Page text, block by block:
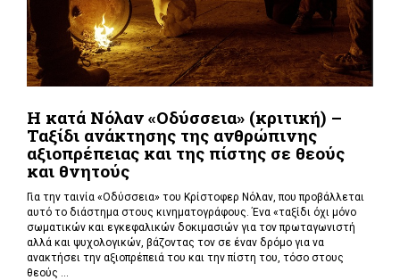
Η κατά Νόλαν «Οδύσσεια» (κριτική) –
Ταξίδι ανάκτησης της ανθρώπινης
αξιοπρέπειας και της πίστης σε θεούς
και θνητούς
Για την ταινία «Οδύσσεια» του Κρίστοφερ Νόλαν,που προβάλλεται
αυτό το διάστημα στους κινηματογράφους. Ένα «ταξίδι όχι μόνο
σωματικών και εγκεφαλικών δοκιμασιών για τον πρωταγωνιστή
αλλά και ψυχολογικών, βάζοντας τον σε έναν δρόμο για να
ανακτήσει την αξιοπρέπειά του και την πίστη του, τόσο στους
θεούς ...